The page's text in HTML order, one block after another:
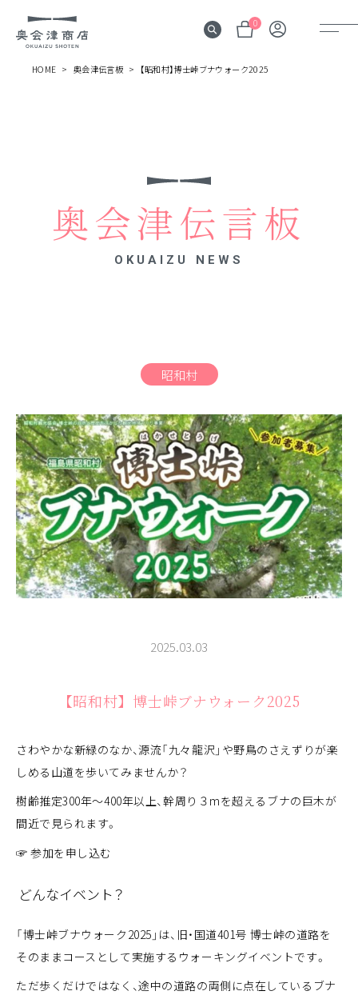
0
見所
よむ
検索
ABOUT
相談窓口
アクセス
お問い合わせ
HOME 奥会津伝言板 【昭和村】博士峠ブナウォーク2025
奥会津伝言板
OKUAIZU NEWS
昭和村
2025.03.03
【昭和村】博士峠ブナウォーク2025
さわやかな新緑のなか、源流「九々龍沢」や野鳥のさえずりが楽
しめる山道を歩いてみませんか？
樹齢推定300年～400年以上、幹周り３mを超えるブナの巨木が
間近で見られます。
☞ 参加を申し込む
どんなイベント？
「博士峠ブナウォーク2025」は、旧・国道401号 博士峠の道路を
そのままコースとして実施するウォーキングイベントです。
ただ歩くだけではなく、途中の道路の両側に点在しているブナ